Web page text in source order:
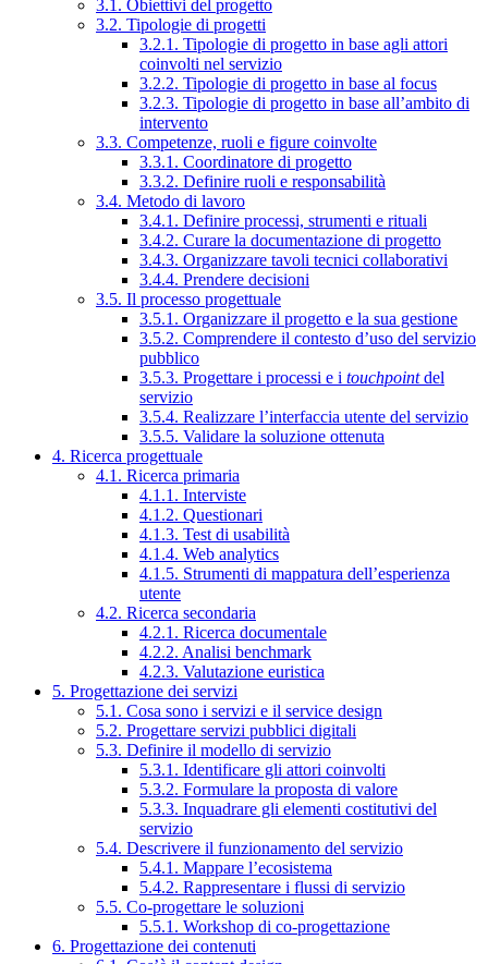
3.1. Obiettivi del progetto
3.2. Tipologie di progetti
3.2.1. Tipologie di progetto in base agli attori
coinvolti nel servizio
3.2.2. Tipologie di progetto in base al focus
3.2.3. Tipologie di progetto in base all’ambito di
intervento
3.3. Competenze, ruoli e figure coinvolte
3.3.1. Coordinatore di progetto
3.3.2. Definire ruoli e responsabilità
3.4. Metodo di lavoro
3.4.1. Definire processi, strumenti e rituali
3.4.2. Curare la documentazione di progetto
3.4.3. Organizzare tavoli tecnici collaborativi
3.4.4. Prendere decisioni
3.5. Il processo progettuale
3.5.1. Organizzare il progetto e la sua gestione
3.5.2. Comprendere il contesto d’uso del servizio
pubblico
3.5.3. Progettare i processi e i touchpointdel
servizio
3.5.4. Realizzare l’interfaccia utente del servizio
3.5.5. Validare la soluzione ottenuta
4. Ricerca progettuale
4.1. Ricerca primaria
4.1.1. Interviste
4.1.2. Questionari
4.1.3. Test di usabilità
4.1.4. Web analytics
4.1.5. Strumenti di mappatura dell’esperienza
utente
4.2. Ricerca secondaria
4.2.1. Ricerca documentale
4.2.2. Analisi benchmark
4.2.3. Valutazione euristica
5. Progettazione dei servizi
5.1. Cosa sono i servizi e il service design
5.2. Progettare servizi pubblici digitali
5.3. Definire il modello di servizio
5.3.1. Identificare gli attori coinvolti
5.3.2. Formulare la proposta di valore
5.3.3. Inquadrare gli elementi costitutivi del
servizio
5.4. Descrivere il funzionamento del servizio
5.4.1. Mappare l’ecosistema
5.4.2. Rappresentare i flussi di servizio
5.5. Co-progettare le soluzioni
5.5.1. Workshop di co-progettazione
6. Progettazione dei contenuti